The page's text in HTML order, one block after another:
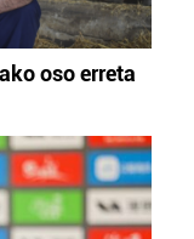
oso erreta